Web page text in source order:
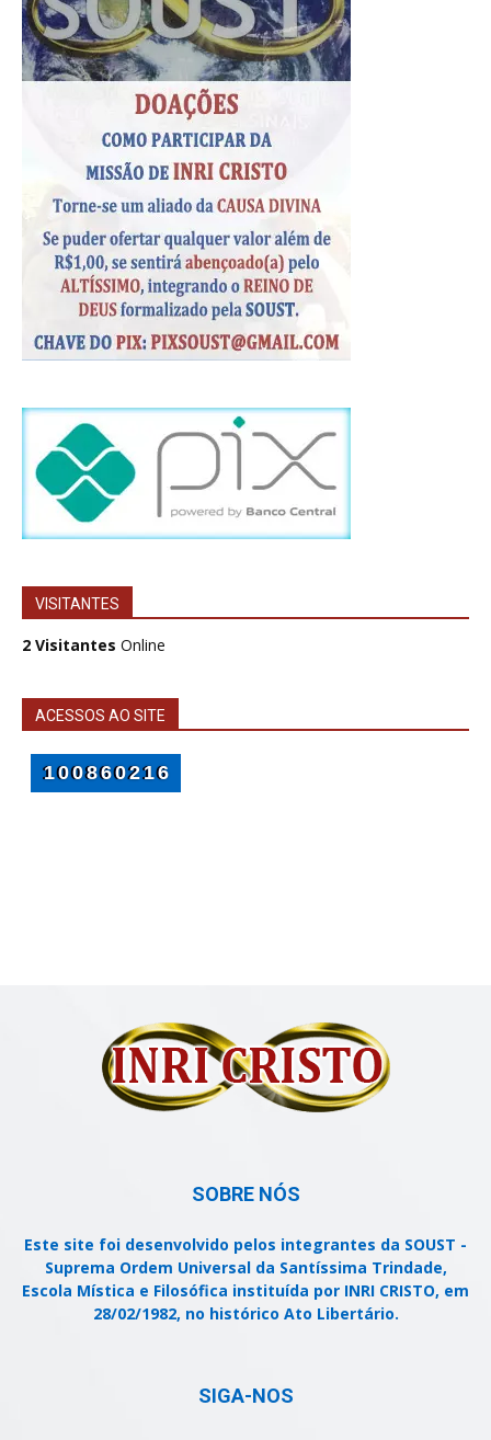
VISITANTES
2 Visitantes Online
ACESSOS AO SITE
SOBRE NÓS
Este site foi desenvolvido pelos integrantes da SOUST -
Suprema Ordem Universal da Santíssima Trindade,
Escola Mística e Filosófica instituída por INRI CRISTO, em
28/02/1982, no histórico Ato Libertário.
SIGA-NOS